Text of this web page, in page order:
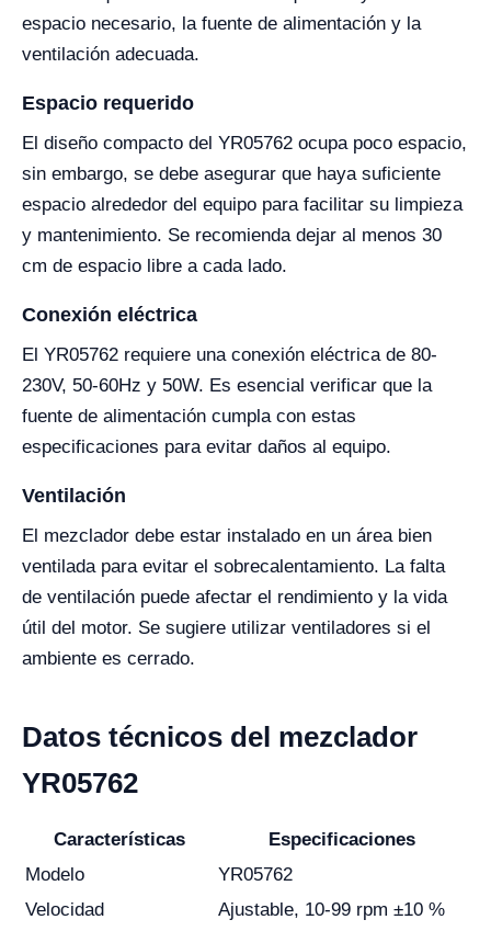
espacio necesario, la fuente de alimentación y la
ventilación adecuada.
Espacio requerido
El diseño compacto del YR05762 ocupa poco espacio,
sin embargo, se debe asegurar que haya suficiente
espacio alrededor del equipo para facilitar su limpieza
y mantenimiento. Se recomienda dejar al menos 30
cm de espacio libre a cada lado.
Conexión eléctrica
El YR05762 requiere una conexión eléctrica de 80-
230V, 50-60Hz y 50W. Es esencial verificar que la
fuente de alimentación cumpla con estas
especificaciones para evitar daños al equipo.
Ventilación
El mezclador debe estar instalado en un área bien
ventilada para evitar el sobrecalentamiento. La falta
de ventilación puede afectar el rendimiento y la vida
útil del motor. Se sugiere utilizar ventiladores si el
ambiente es cerrado.
Datos técnicos del mezclador
YR05762
Características
Especificaciones
Modelo
YR05762
Velocidad
Ajustable, 10-99 rpm ±10 %